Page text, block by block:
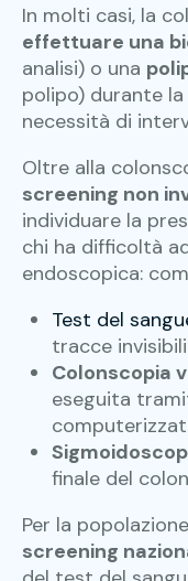
In molti casi, la
effettuare una
analisi) o una
polipo) durante
necessità di
Oltre alla
screening non
individuare la
chi ha difficoltà
endoscopica:
Test del
tracce
Colonscopia
eseguita
finale del colon
Per la
screening